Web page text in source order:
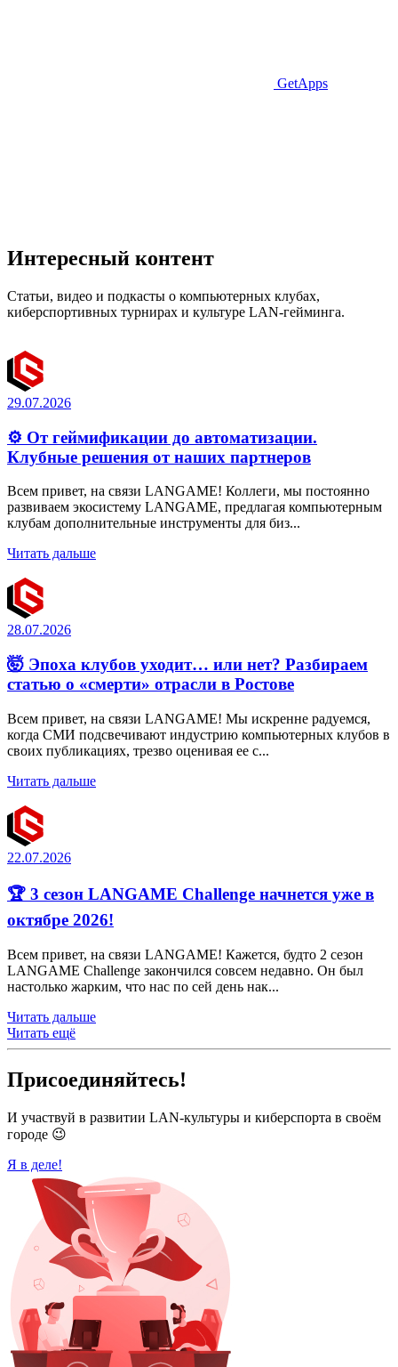
GetApps
Интересный контент
Статьи, видео и подкасты о компьютерных клубах,
киберспортивных турнирах и культуре LAN-гейминга.
29.07.2026
⚙️ От геймификации до автоматизации.
Клубные решения от наших партнеров
Всем привет, на связи LANGAME! Коллеги, мы постоянно
развиваем экосистему LANGAME, предлагая компьютерным
клубам дополнительные инструменты для биз...
Читать дальше
28.07.2026
🤯 Эпоха клубов уходит… или нет? Разбираем
статью о «смерти» отрасли в Ростове
Всем привет, на связи LANGAME! Мы искренне радуемся,
когда СМИ подсвечивают индустрию компьютерных клубов в
своих публикациях, трезво оценивая ее с...
Читать дальше
22.07.2026
🏆 3 сезон LANGAME Challenge начнется уже в
октябре 2026!
Всем привет, на связи LANGAME! Кажется, будто 2 сезон
LANGAME Challenge закончился совсем недавно. Он был
настолько жарким, что нас по сей день нак...
Читать дальше
Читать ещё
Присоединяйтесь!
И участвуй в развитии LAN-культуры и киберспорта в своём
городе 😉
Я в деле!